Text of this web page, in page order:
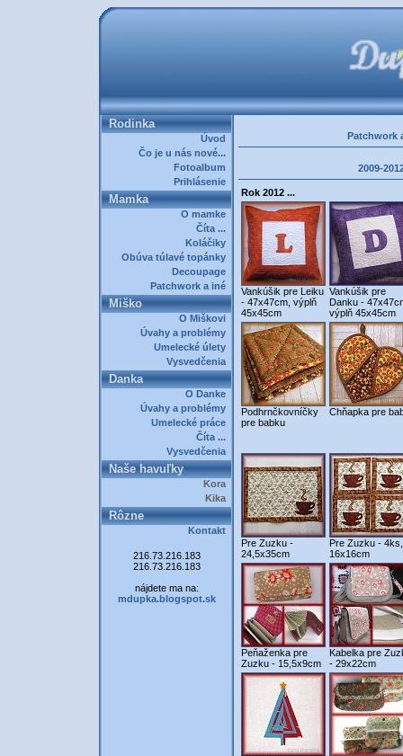
Rodinka
Úvod
Čo je u nás nové...
Fotoalbum
Prihlásenie
Mamka
O mamke
Číta ...
Koláčiky
Obúva túlavé topánky
Decoupage
Patchwork a iné
Miško
O Miškovi
Úvahy a problémy
Umelecké úlety
Vysvedčenia
Danka
O Danke
Úvahy a problémy
Umelecké práce
Číta ...
Vysvedčenia
Naše havuľky
Kora
Kika
Rôzne
Kontakt
216.73.216.183
216.73.216.183
nájdete ma na:
mdupka.blogspot.sk
Patchwork
2009-
Rok 2012 ...
Vankúšik pre Leiku
- 47x47cm, výplň
45x45cm
Vankúšik pre
Danku -
výplň 45x45cm
Podhrnčkovníčky
pre babku
Chňapka pre
Pre Zuzku -
24,5x35cm
Pre Zuzku - 4ks,
16x16cm
Peňaženka pre
Zuzku - 15,5x9cm
Kabelka pre
- 29x22cm